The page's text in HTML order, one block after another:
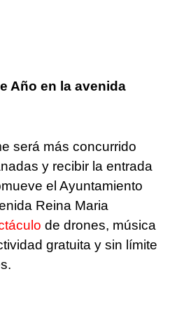
Año en la avenida
será más concurrido
y recibir la entrada
el Ayuntamiento
Reina Maria
de drones, música
gratuita y sin límite